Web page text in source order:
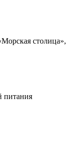
столица»,
питания